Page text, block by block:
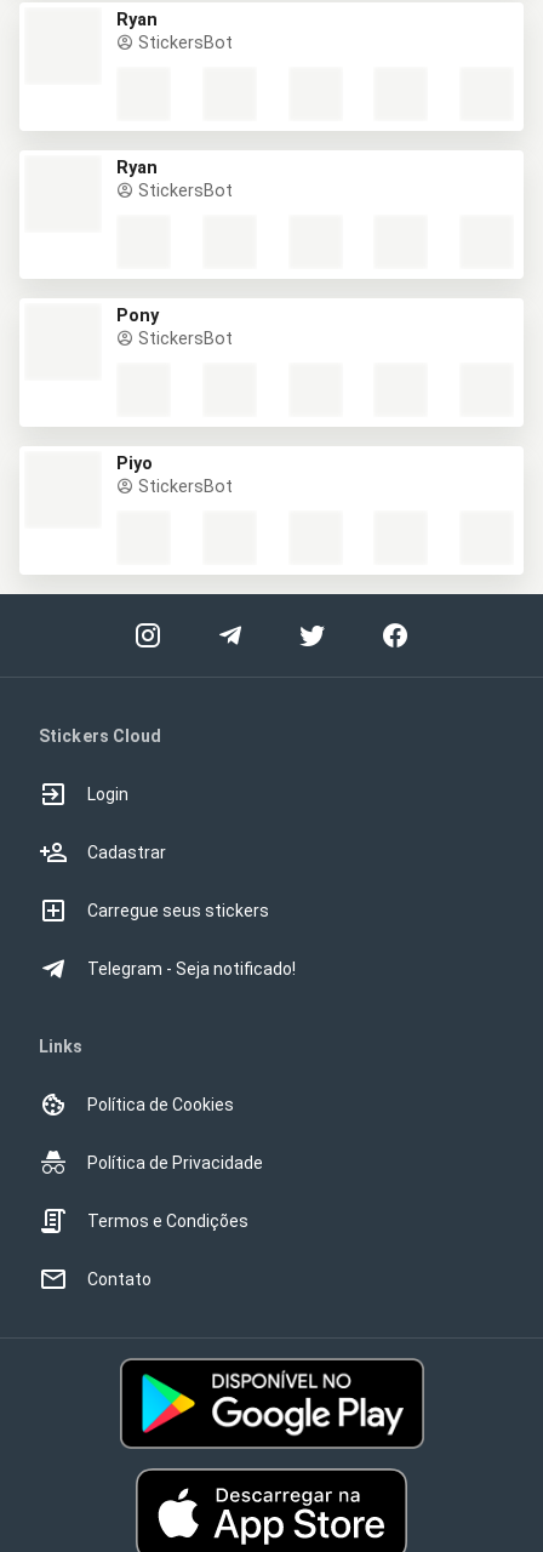
Ryan
StickersBot
Ryan
StickersBot
Pony
StickersBot
Piyo
StickersBot
Stickers Cloud
Login
Cadastrar
Carregue seus stickers
Telegram - Seja notificado!
Links
Política de Cookies
Política de Privacidade
Termos e Condições
Contato